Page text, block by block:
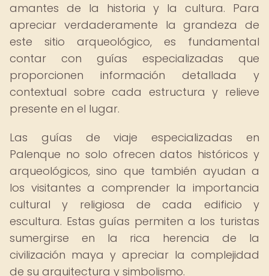
amantes de la historia y la cultura. Para
apreciar verdaderamente la grandeza de
este sitio arqueológico, es fundamental
contar con guías especializadas que
proporcionen información detallada y
contextual sobre cada estructura y relieve
presente en el lugar.
Las guías de viaje especializadas en
Palenque no solo ofrecen datos históricos y
arqueológicos, sino que también ayudan a
los visitantes a comprender la importancia
cultural y religiosa de cada edificio y
escultura. Estas guías permiten a los turistas
sumergirse en la rica herencia de la
civilización maya y apreciar la complejidad
de su arquitectura y simbolismo.